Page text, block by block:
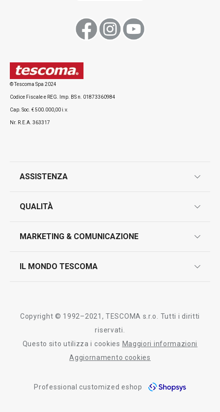
© Tescoma Spa 2024
Codice Fiscale e REG. Imp. BS n. 01873360984
Cap. Soc. € 500.000,00 i.v.
Nr. R.E.A. 363317
ASSISTENZA
contatti
QUALITÀ
test sui prodotti
MARKETING & COMUNICAZIONE
IL MONDO TESCOMA
Tescoma nel mondo
informativa whistleblowing
Copyright © 1992–2021, TESCOMA s.r.o. Tutti i diritti
riservati.
Questo sito utilizza i cookies Maggiori informazioni
Aggiornamento cookies
Professional customized eshop